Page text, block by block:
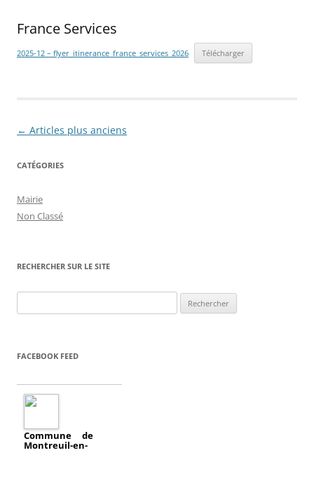
France Services
2025-12 – flyer_itinerance_france_services_2026 Télécharger
Navigation
articles
← Articles plus anciens
CATÉGORIES
Mairie
Non Classé
RECHERCHER SUR LE SITE
FACEBOOK FEED
Commune de
Montreuil-en-